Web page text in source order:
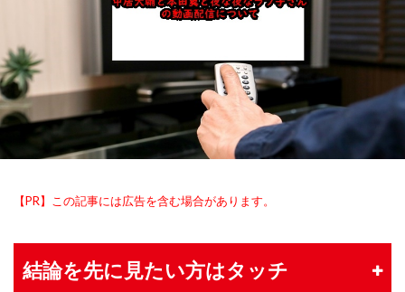
【PR】この記事には広告を含む場合があります。
結論を先に見たい方はタッチ